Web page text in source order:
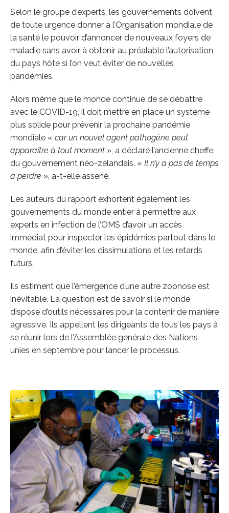
Selon le groupe d’experts, les gouvernements doivent
de toute urgence donner à l’Organisation mondiale de
la santé le pouvoir d’annoncer de nouveaux foyers de
maladie sans avoir à obtenir au préalable l’autorisation
du pays hôte si l’on veut éviter de nouvelles
pandémies.
Alors même que le monde continue de se débattre
avec le COVID-19, il doit mettre en place un système
plus solide pour prévenir la prochaine pandémie
mondiale « car un nouvel agent pathogène peut
apparaître à tout moment », a déclaré l’ancienne cheffe
du gouvernement néo-zélandais. « Il n’y a pas de temps
à perdre », a-t-elle assené.
Les auteurs du rapport exhortent également les
gouvernements du monde entier à permettre aux
experts en infection de l’OMS d’avoir un accès
immédiat pour inspecter les épidémies partout dans le
monde, afin d’éviter les dissimulations et les retards
futurs.
Ils estiment que l’émergence d’une autre zoonose est
inévitable. La question est de savoir si le monde
dispose d’outils nécessaires pour la contenir de manière
agressive. Ils appellent les dirigeants de tous les pays à
se réunir lors de l’Assemblée générale des Nations
unies en septembre pour lancer le processus.